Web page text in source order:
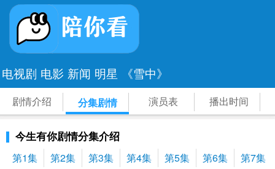
电视剧 电影 新闻 明星 《雪中》
剧情介绍 分集剧情 演员表 播出时间
今生有你剧情分集介绍
第1集 第2集 第3集 第4集 第5集 第6集 第7集